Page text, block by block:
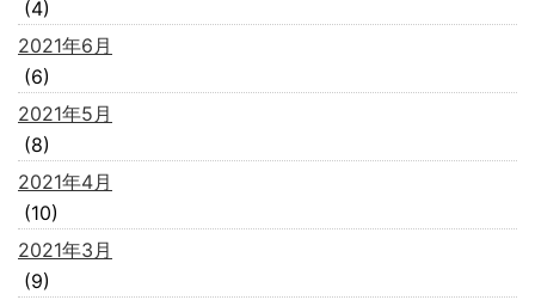
(4)
2021年6月
(6)
2021年5月
(8)
2021年4月
(10)
2021年3月
(9)